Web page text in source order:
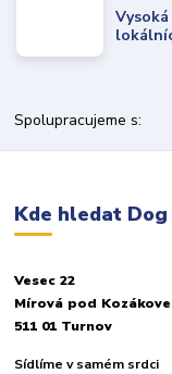
Spolupracujeme s:
Kde hledat Dog
Vesec 22
Mírová pod
511 01 Turnov
Sídlíme v samém srdci